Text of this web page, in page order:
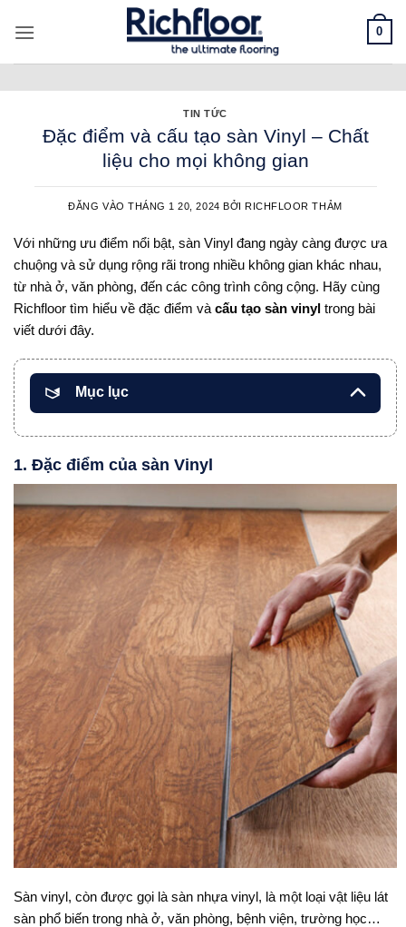
qua
0
TIN TỨC
Đặc điểm và cấu tạo sàn Vinyl – Chất
liệu cho mọi không gian
ĐĂNG VÀOTHÁNG 1 20, 2024 BỞI RICHFLOOR THẢM
Với những ưu điểm nổi bật, sàn Vinyl đang ngày càng được ưa
chuộng và sử dụng rộng rãi trong nhiều không gian khác nhau,
từ nhà ở, văn phòng, đến các công trình công cộng. Hãy cùng
Richfloor tìm hiểu về đặc điểm và cấu tạo sàn vinyl trong bài
viết dưới đây.
Mục lục
1. Đặc điểm của sàn Vinyl
Sàn vinyl, còn được gọi là sàn nhựa vinyl, là một loại vật liệu lát
sàn phổ biến trong nhà ở, văn phòng, bệnh viện, trường học…